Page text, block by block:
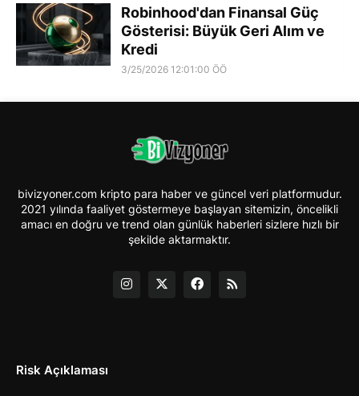
Robinhood'dan Finansal Güç
Gösterisi: Büyük Geri Alım ve
Kredi
3/25/2026 12:01:00 ÖÖ
bivizyoner.com kripto para haber ve güncel veri platformudur.
2021 yılında faaliyet göstermeye başlayan sitemizin, öncelikli
amacı en doğru ve trend olan günlük haberleri sizlere hızlı bir
şekilde aktarmaktır.
Risk Açıklaması